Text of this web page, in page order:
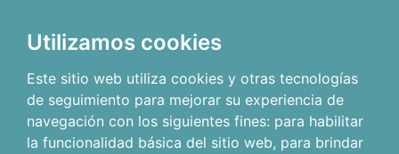
Utilizamos cookies
Este sitio web utiliza cookies y otras tecnologías
de seguimiento para mejorar su experiencia de
navegación con los siguientes fines: para habilitar
la funcionalidad básica del sitio web, para brindar